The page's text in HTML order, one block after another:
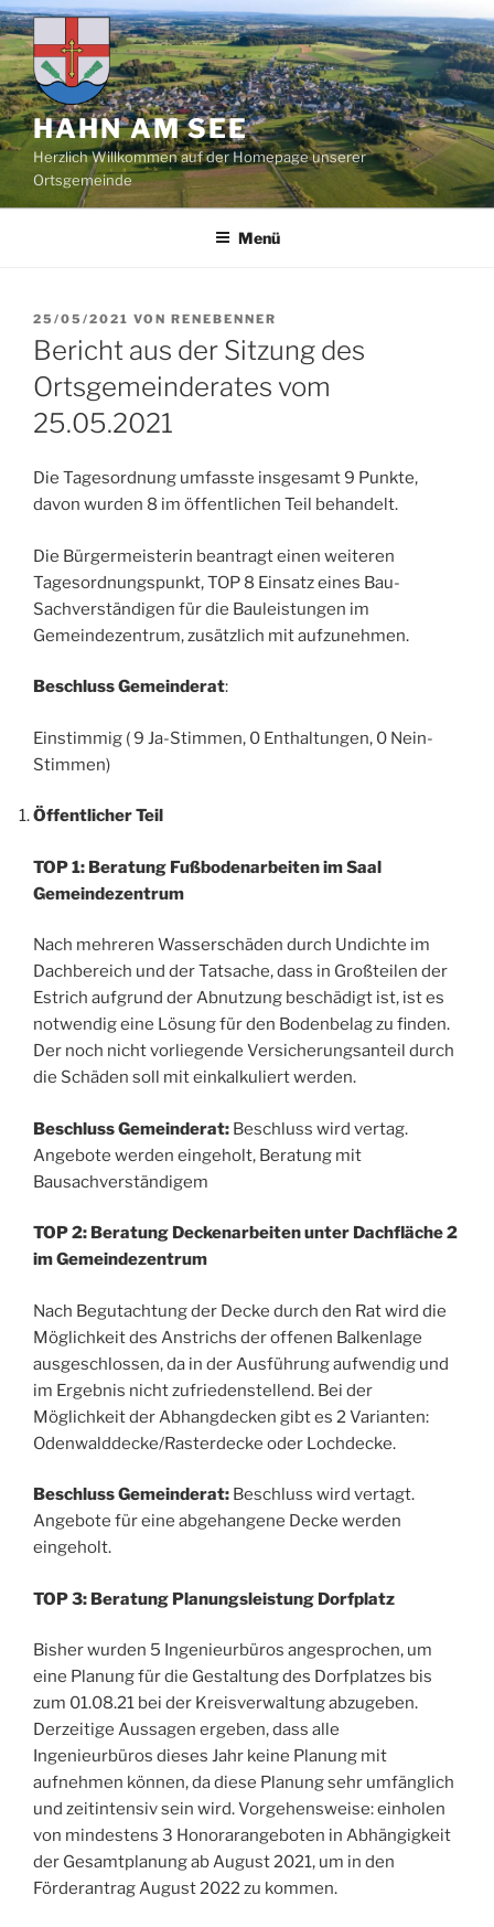
Zum
Inhalt
springen
HAHN AM SEE
Herzlich Willkommen auf der Homepage unserer
Ortsgemeinde
Menü
VERÖFFENTLICHT
AM
25/05/2021 VON RENEBENNER
Bericht aus der Sitzung des
Ortsgemeinderates vom
25.05.2021
Die Tagesordnung umfasste insgesamt 9 Punkte,
davon wurden 8 im öffentlichen Teil behandelt.
Die Bürgermeisterin beantragt einen weiteren
Tagesordnungspunkt, TOP 8 Einsatz eines Bau-
Sachverständigen für die Bauleistungen im
Gemeindezentrum, zusätzlich mit aufzunehmen.
Beschluss Gemeinderat:
Einstimmig ( 9 Ja-Stimmen, 0 Enthaltungen, 0 Nein-
Stimmen)
Öffentlicher Teil
TOP 1: Beratung Fußbodenarbeiten im Saal
Gemeindezentrum
Nach mehreren Wasserschäden durch Undichte im
Dachbereich und der Tatsache, dass in Großteilen der
Estrich aufgrund der Abnutzung beschädigt ist, ist es
notwendig eine Lösung für den Bodenbelag zu finden.
Der noch nicht vorliegende Versicherungsanteil durch
die Schäden soll mit einkalkuliert werden.
Beschluss Gemeinderat: Beschluss wird vertag.
Angebote werden eingeholt, Beratung mit
Bausachverständigem
TOP 2: Beratung Deckenarbeiten unter Dachfläche 2
im Gemeindezentrum
Nach Begutachtung der Decke durch den Rat wird die
Möglichkeit des Anstrichs der offenen Balkenlage
ausgeschlossen, da in der Ausführung aufwendig und
im Ergebnis nicht zufriedenstellend. Bei der
Möglichkeit der Abhangdecken gibt es 2 Varianten:
Odenwalddecke/Rasterdecke oder Lochdecke.
Beschluss Gemeinderat: Beschluss wird vertagt.
Angebote für eine abgehangene Decke werden
eingeholt.
TOP 3: Beratung Planungsleistung Dorfplatz
Bisher wurden 5 Ingenieurbüros angesprochen, um
eine Planung für die Gestaltung des Dorfplatzes bis
zum 01.08.21 bei der Kreisverwaltung abzugeben.
Derzeitige Aussagen ergeben, dass alle
Ingenieurbüros dieses Jahr keine Planung mit
aufnehmen können, da diese Planung sehr umfänglich
und zeitintensiv sein wird. Vorgehensweise: einholen
von mindestens 3 Honorarangeboten in Abhängigkeit
der Gesamtplanung ab August 2021, um in den
Förderantrag August 2022 zu kommen.